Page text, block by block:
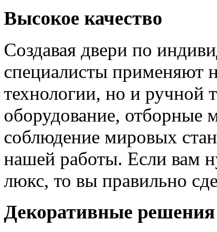
Высокое качество
Создавая двери по
специалисты применяют
технологии, но и ручной
оборудование, отборные
соблюдение мировых
нашей работы. Если вам
люкс, то вы правильно
Декоративные решения